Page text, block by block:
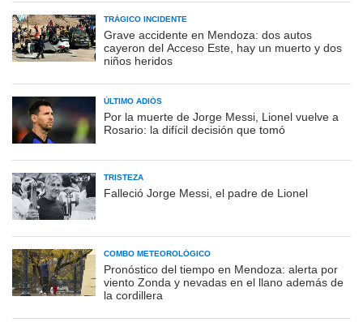
TRÁGICO INCIDENTE
Grave accidente en Mendoza: dos autos
cayeron del Acceso Este, hay un muerto y dos
niños heridos
ÚLTIMO ADIÓS
Por la muerte de Jorge Messi, Lionel vuelve a
Rosario: la difícil decisión que tomó
TRISTEZA
Falleció Jorge Messi, el padre de Lionel
COMBO METEOROLÓGICO
Pronóstico del tiempo en Mendoza: alerta por
viento Zonda y nevadas en el llano además de
la cordillera